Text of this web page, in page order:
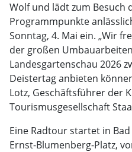
Wolf und lädt zum Besuch
Programmpunkte
Sonntag, 4. Mai ein. „Wir
der großen
Landesgartenschau 2026
Deistertag anbieten
Lotz, Geschäftsführer der
Tourismusgesellschaft
Eine Radtour startet in
Ernst-Blumenberg-Platz,